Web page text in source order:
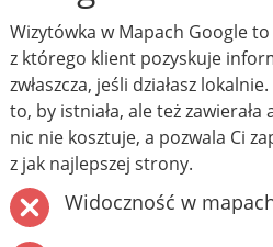
Wizytówka w Mapach Google
z którego klient pozyskuje
zwłaszcza, jeśli działasz
to, by istniała, ale też
nic nie kosztuje, a pozwala Ci
z jak najlepszej strony.
Widoczność w